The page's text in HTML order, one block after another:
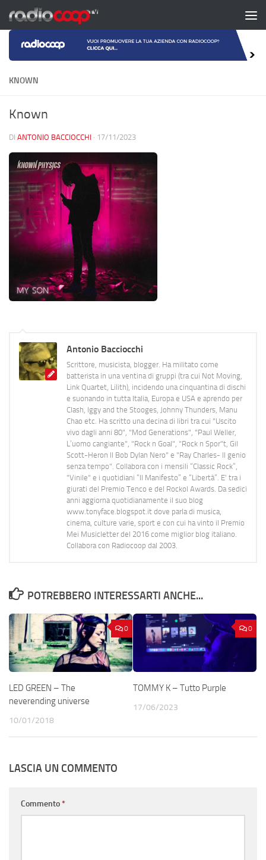
Salta al contenuto
KNOWN
Known
DI ANTONIO BACCIOCCHI · 17/11/2023
Antonio Bacciocchi
Scrittore, musicista, blogger. Ha militato come
batterista in una ventina di gruppi (tra cui Not Moving,
Link Quartet, Lilith), incidendo una cinquantina di dischi
e suonando in tutta Italia, Europa e USA e aprendo per
Clash, Iggy and the Stooges, Johnny Thunders, Manu
Chao etc. Ha scritto una decina di libri tra cui "Uscito
vivo dagli anni 80", "Mod Generations", "Paul Weller,
L’uomo cangiante", "Rock n Goal", "Rock n Spor"t, Gil
Scott-Heron Il Bob Dylan Nero" e "Ray Charles- Il genio
senza tempo". Collabora con i mensili “Classic Rock”,
"Vinile" e i quotidiani “Il Manifesto” e “Libertà”. E' tra i
giurati del Premio Tenco e del Rockol Awards. Da sedici
anni aggiorna quotidianamente il suo blog
www.tonyface.blogspot.it dove parla di musica,
cinema, culture varie, sport e con cui ha vinto il Premio
Mei Musicletter del 2016 come miglior blog italiano.
Collabora con Radiocoop dal 2003.
POTREBBERO INTERESSARTI ANCHE...
0
LED GREEN – The
neverending universe
10/01/2018
0
TOMMY K – Tutto Purple
17/06/2023
LASCIA UN COMMENTO
Commento*